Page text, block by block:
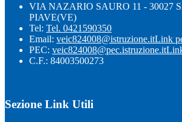
VIA NAZARIO SAURO 11 - 30027
PIAVE(VE)
Tel: Tel. 0421590350
Email: veic824008@istruzione.itLink
PEC: veic824008@pec.istruzione.it
C.F.: 84003500273
Sezione Link Utili